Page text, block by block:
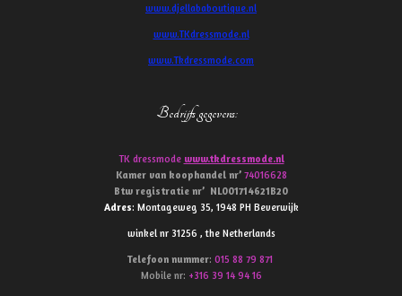
www.djellababoutique.nl
www.TKdressmode.nl
www.Tkdressmode.com
Bedrijfs gegevens:
TK dressmode www.tkdressmode.nl
Kamer van koophandel nr’ 74016628
Btw registratie nr’ NL001714621B20
Adres: Montageweg 35, 1948 PH Beverwijk
winkel nr 31256 , the Netherlands
Telefoon nummer: 015 88 79 871
Mobile nr: +316 39 14 94 16